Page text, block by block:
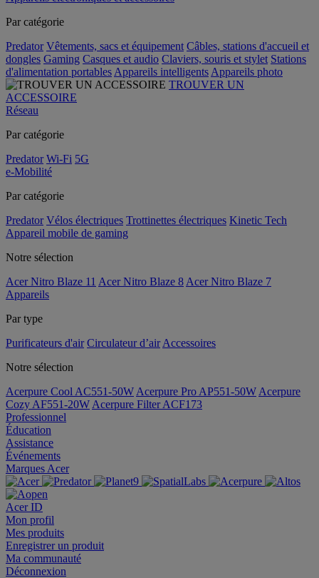
Par catégorie
Predator Vêtements, sacs et équipement Câbles, stations d'accueil et
dongles Gaming Casques et audio Claviers, souris et stylet Stations
d'alimentation portables Appareils intelligents Appareils photo
TROUVER UN
ACCESSOIRE
Réseau
Par catégorie
Predator Wi-Fi 5G
e-Mobilité
Par catégorie
Predator Vélos électriques Trottinettes électriques Kinetic Tech
Appareil mobile de gaming
Notre sélection
Acer Nitro Blaze 11 Acer Nitro Blaze 8 Acer Nitro Blaze 7
Appareils
Par type
Purificateurs d'air Circulateur d’air Accessoires
Notre sélection
Acerpure Cool AC551-50W Acerpure Pro AP551-50W Acerpure
Cozy AF551-20W Acerpure Filter ACF173
Professionnel
Éducation
Assistance
Événements
Marques Acer
Acer ID
Mon profil
Mes produits
Enregistrer un produit
Ma communauté
Déconnexion